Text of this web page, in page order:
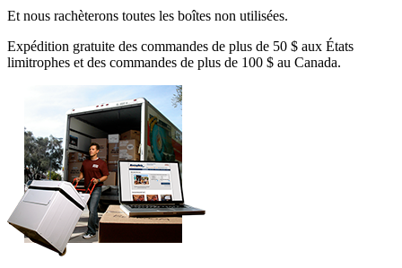
Et nous rachèterons toutes les boîtes non utilisées.
Expédition gratuite des commandes de plus de 50 $ aux États
limitrophes et des commandes de plus de 100 $ au Canada.